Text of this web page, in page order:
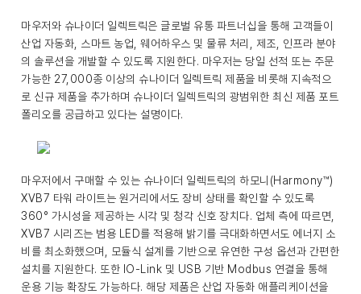
마우저와 슈나이더 일렉트릭은 글로벌 유통 파트너십을 통해 고객들이
산업 자동화, 스마트 농업, 웨어하우스 및 물류 처리, 제조, 인프라 분야
의 솔루션을 개발할 수 있도록 지원한다. 마우저는 당일 선적 또는 주문
가능한 27,000종 이상의 슈나이더 일렉트릭 제품을 비롯해 지속적으
로 신규 제품을 추가하며 슈나이더 일렉트릭의 광범위한 최신 제품 포트
폴리오를 공급하고 있다는 설명이다.
마우저에서 구매할 수 있는 슈나이더 일렉트릭의 하모니(Harmony™)
XVB7 타워 라이트는 원거리에서도 장비 상태를 확인할 수 있도록
360° 가시성을 제공하는 시각 및 청각 신호 장치다. 업체 측에 따르면,
XVB7 시리즈는 범용 LED를 적용해 밝기를 극대화하면서도 에너지 소
비를 최소화했으며, 모듈식 설계를 기반으로 유연한 구성 옵션과 간편한
설치를 지원한다. 또한 IO-Link 및 USB 기반 Modbus 연결을 통해
운용 기능 확장도 가능하다. 해당 제품은 산업 자동화 애플리케이션을